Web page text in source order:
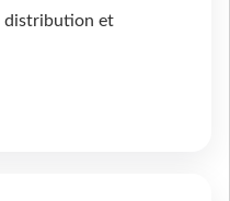
distribution et